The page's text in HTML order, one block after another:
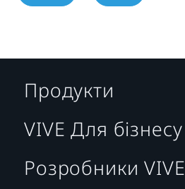
Продукти
VIVE Для бізнесу
Розробники VIVE